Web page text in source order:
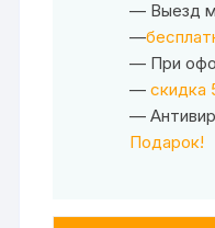
— Выезд
—
— При
—скидка
—
Подарок!